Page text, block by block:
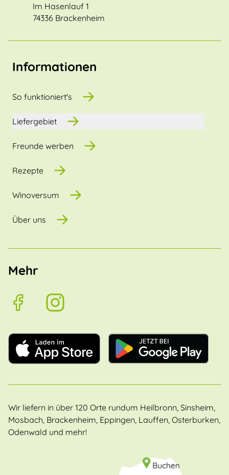
Im Hasenlauf 1
74336 Brackenheim
Informationen
So funktioniert's
Liefergebiet
Freunde werben
Rezepte
Winoversum
Über uns
Mehr
Wir liefern in über 120 Orte rundum Heilbronn, Sinsheim,
Mosbach, Brackenheim, Eppingen, Lauffen, Osterburken,
Odenwald und mehr!